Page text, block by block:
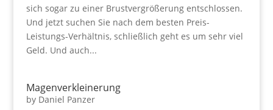
sich sogar zu einer Brustvergrößerung entschlossen.
Und jetzt suchen Sie nach dem besten Preis-
Leistungs-Verhältnis, schließlich geht es um sehr viel
Geld. Und auch...
Magenverkleinerung
by Daniel Panzer